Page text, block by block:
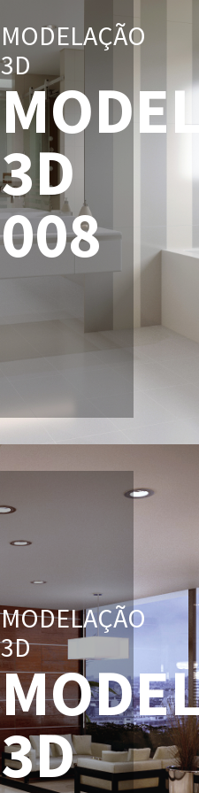
MODELAÇÃO
3D
3D
008
MODELAÇÃO
3D
3D